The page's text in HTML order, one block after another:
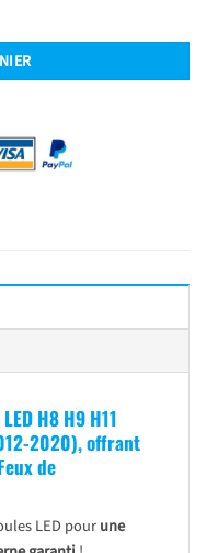
H8 H9 H11
2020), offrant
de
LED pour une